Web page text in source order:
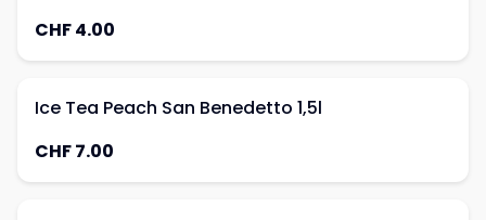
CHF 4.00
Ice Tea Peach San Benedetto 1,5l
CHF 7.00